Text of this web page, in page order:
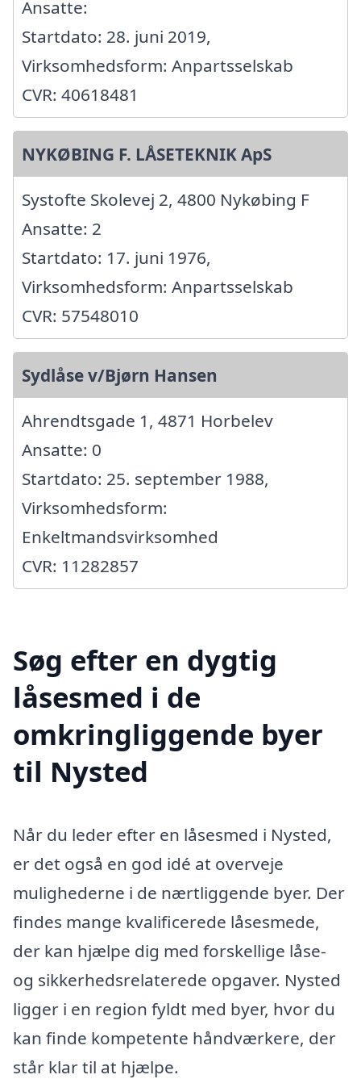
Ansatte:
Startdato: 28. juni 2019,
Virksomhedsform: Anpartsselskab
CVR: 40618481
NYKØBING F. LÅSETEKNIK ApS
Systofte Skolevej 2, 4800 Nykøbing F
Ansatte: 2
Startdato: 17. juni 1976,
Virksomhedsform: Anpartsselskab
CVR: 57548010
Sydlåse v/Bjørn Hansen
Ahrendtsgade 1, 4871 Horbelev
Ansatte: 0
Startdato: 25. september 1988,
Virksomhedsform:
Enkeltmandsvirksomhed
CVR: 11282857
Søg efter en dygtig
låsesmed i de
omkringliggende byer
til Nysted
Når du leder efter en låsesmed i Nysted,
er det også en god idé at overveje
mulighederne i de nærtliggende byer. Der
findes mange kvalificerede låsesmede,
der kan hjælpe dig med forskellige låse-
og sikkerhedsrelaterede opgaver. Nysted
ligger i en region fyldt med byer, hvor du
kan finde kompetente håndværkere, der
står klar til at hjælpe.